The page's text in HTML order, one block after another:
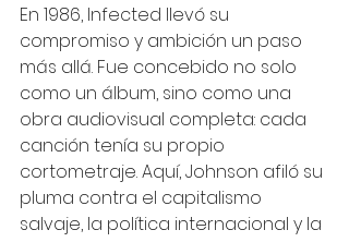
En 1986, Infected llevó su
compromiso y ambición un paso
más allá. Fue concebido no solo
como un álbum, sino como una
obra audiovisual completa: cada
canción tenía su propio
cortometraje. Aquí, Johnson afiló su
pluma contra el capitalismo
salvaje, la política internacional y la